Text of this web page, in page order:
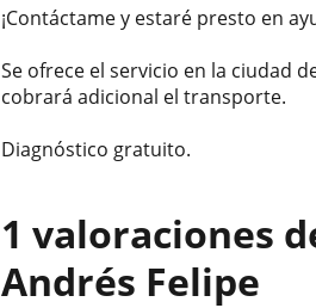
¡Contáctame y estaré presto en
Se ofrece el servicio en la ciudad
cobrará adicional el transporte.
Diagnóstico gratuito.
1 valoraciones
Andrés Felipe